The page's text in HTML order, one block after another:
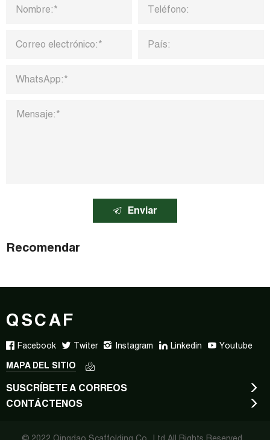
Enviar
Recomendar
QSCAF
Facebook Twiter Instagram Linkedin Youtube
MAPA DEL SITIO
SUSCRÍBETE A CORREOS
CONTÁCTENOS